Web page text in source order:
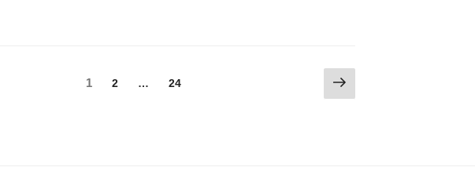
固
1
固
2 …
固
24
次
の